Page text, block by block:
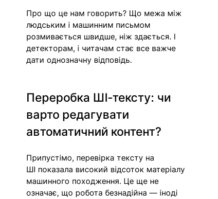
Про що це нам говорить? Що межа між
людським і машинним письмом
розмивається швидше, ніж здається. І
детекторам, і читачам стає все важче
дати однозначну відповідь.
Переробка ШІ-тексту: чи
варто редагувати
автоматичний контент?
Припустімо, перевірка тексту на
ШІ показала високий відсоток матеріалу
машинного походження. Це ще не
означає, що робота безнадійна — іноді